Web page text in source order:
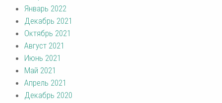
Январь 2022
Декабрь 2021
Октябрь 2021
Август 2021
Июнь 2021
Май 2021
Апрель 2021
Декабрь 2020